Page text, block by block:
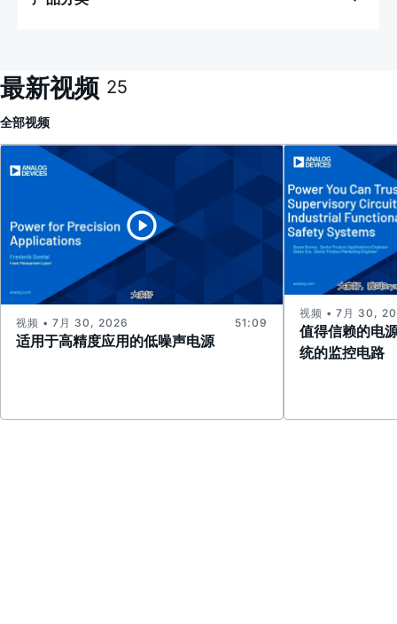
最新视频 25
全部视频
适用于高精度应用的低噪声电源
视频 • 7月 30, 2026 51:09
值得信赖的电
统的监控电路
视频 • 7月 30,